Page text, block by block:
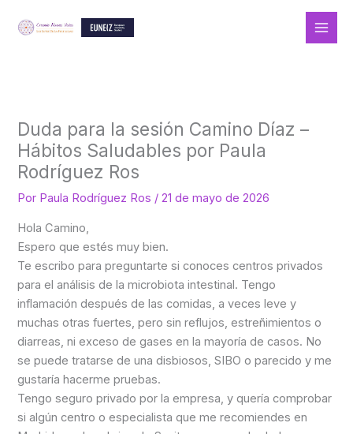
Duda para la sesión Camino Díaz –
Hábitos Saludables por Paula
Rodríguez Ros
Por Paula Rodríguez Ros /21 de mayo de 2026
Hola Camino,
Espero que estés muy bien.
Te escribo para preguntarte si conoces centros privados
para el análisis de la microbiota intestinal. Tengo
inflamación después de las comidas, a veces leve y
muchas otras fuertes, pero sin reflujos, estreñimientos o
diarreas, ni exceso de gases en la mayoría de casos. No
se puede tratarse de una disbiosos, SIBO o parecido y me
gustaría hacerme pruebas.
Tengo seguro privado por la empresa, y quería comprobar
si algún centro o especialista que me recomiendes en